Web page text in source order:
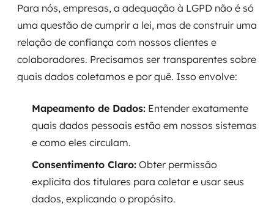
Para nós, empresas, a adequação à LGPD não é só
uma questão de cumprir a lei, mas de construir uma
relação de confiança com nossos clientes e
colaboradores. Precisamos ser transparentes sobre
quais dados coletamos e por quê. Isso envolve:
Mapeamento de Dados: Entender exatamente
quais dados pessoais estão em nossos sistemas
e como eles circulam.
Consentimento Claro: Obter permissão
explícita dos titulares para coletar e usar seus
dados, explicando o propósito.